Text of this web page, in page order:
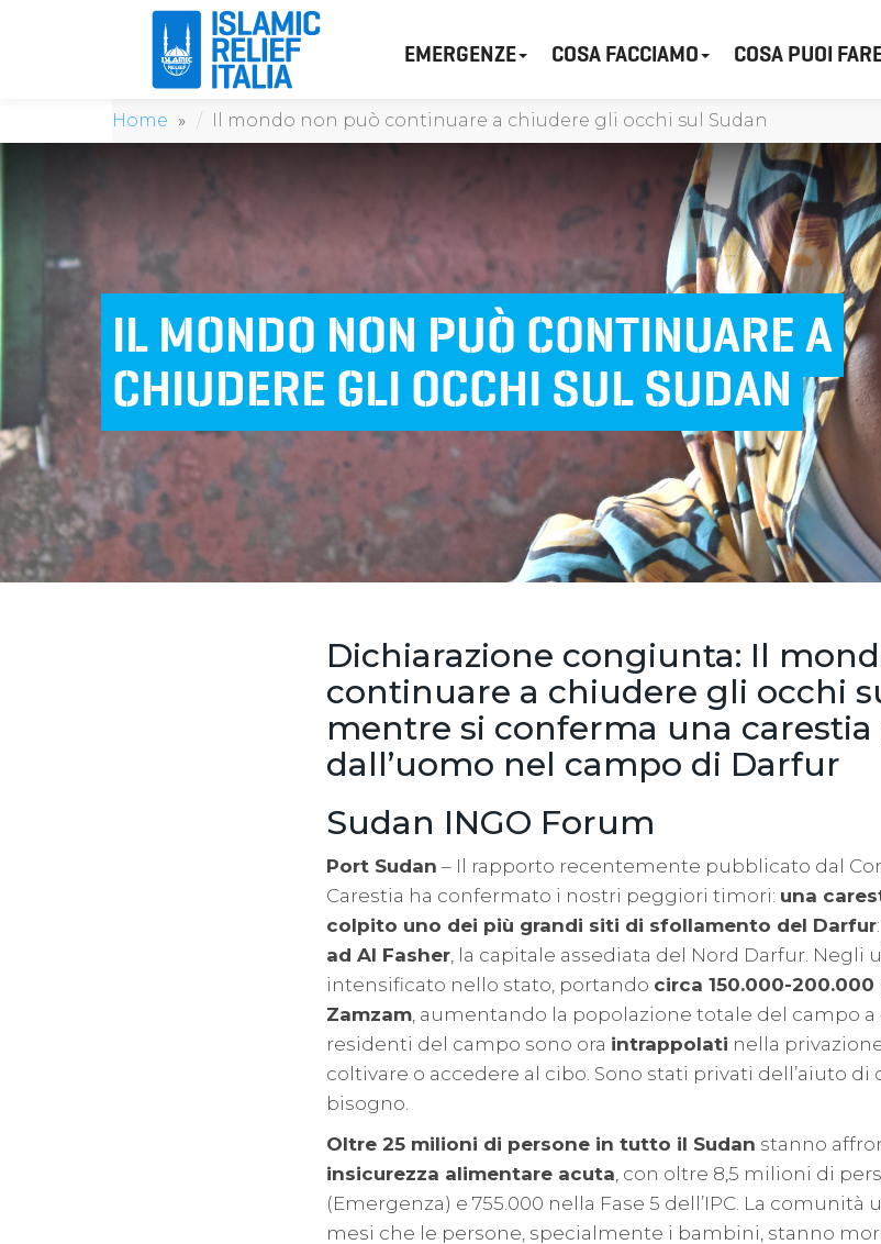
EMERGENZE COSA FACCIAMO COSA PUOI
Home Il mondo non può continuare a chiudere gli occhi sul Sudan
IL MONDO NON PUÒ CONTINUARE A
CHIUDERE GLI OCCHI SUL SUDAN
Dichiarazione congiunta: Il
continuare a chiudere gli occhi
mentre si conferma una carestia
dall’uomo nel campo di Darfur
Sudan INGO Forum
Port Sudan – Il rapporto recentemente pubblicato dal
Carestia ha confermato i nostri peggiori timori: una
colpito uno dei più grandi siti di sfollamento del Darfur
ad Al Fasher, la capitale assediata del Nord Darfur. Negli
intensificato nello stato, portando circa 150.000-
Zamzam, aumentando la popolazione totale del campo
residenti del campo sono ora intrappolati nella
coltivare o accedere al cibo. Sono stati privati dell’aiuto
bisogno.
Oltre 25 milioni di persone in tutto il Sudan stanno
insicurezza alimentare acuta, con oltre 8,5 milioni di
(Emergenza) e 755.000 nella Fase 5 dell’IPC. La
mesi che le persone, specialmente i bambini, stanno